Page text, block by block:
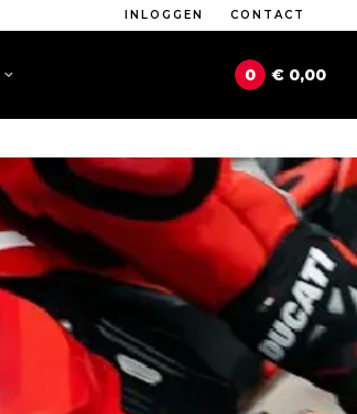
INLOGGEN CONTACT
0 € 0,00